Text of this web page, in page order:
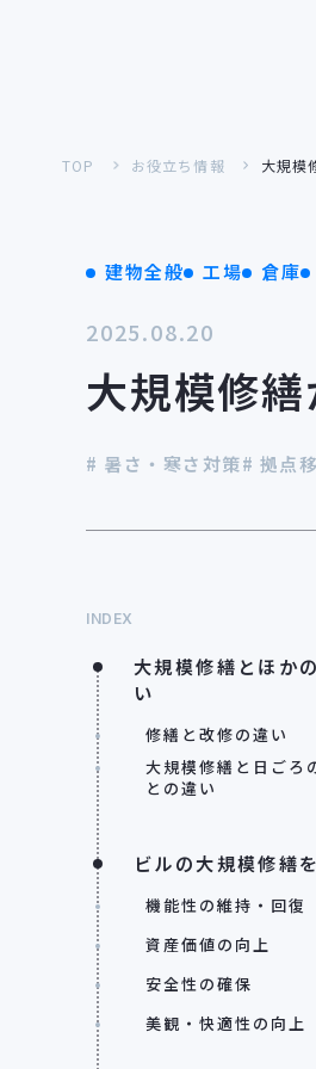
施設から探す
工事内容から探す
TOP お役立ち情報 大規模
建物全般 工場 倉庫
2025.08.20
大規模修
# 暑さ・寒さ対策# 拠点
INDEX
大規模修繕とほか
い
修繕と改修の違い
大規模修繕と日ごろ
との違い
ビルの大規模修繕
機能性の維持・回復
資産価値の向上
安全性の確保
美観・快適性の向上